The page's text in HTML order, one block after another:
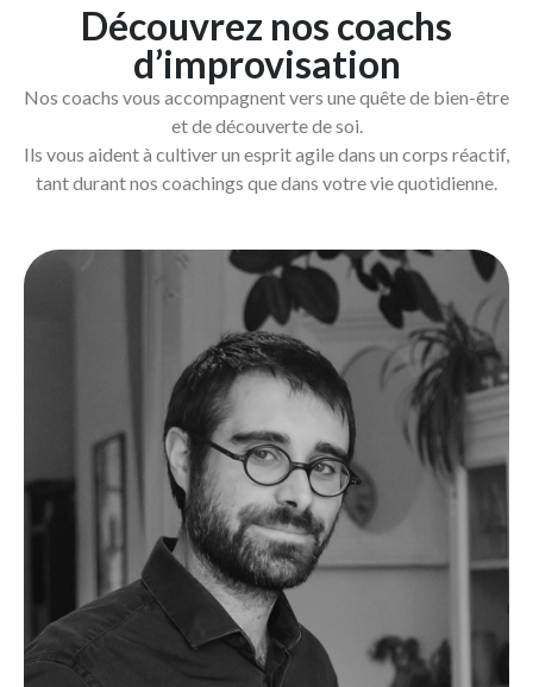
Découvrez nos coachs
d’improvisation
Nos coachs vous accompagnent vers une quête de bien-être
et de découverte de soi.
Ils vous aident à cultiver un esprit agile dans un corps réactif,
tant durant nos coachings que dans votre vie quotidienne.